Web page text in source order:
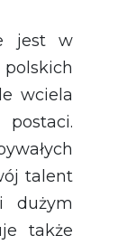
jest w
wciela
talent
dużym
także